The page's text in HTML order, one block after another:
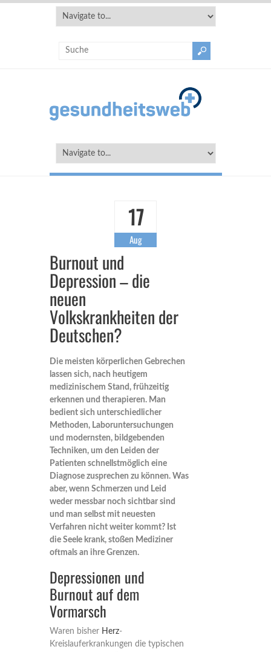
17
Aug
Burnout und
Depression – die
neuen
Volkskrankheiten der
Deutschen?
Die meisten körperlichen Gebrechen
lassen sich, nach heutigem
medizinischem Stand, frühzeitig
erkennen und therapieren. Man
bedient sich unterschiedlicher
Methoden, Laboruntersuchungen
und modernsten, bildgebenden
Techniken, um den Leiden der
Patienten schnellstmöglich eine
Diagnose zusprechen zu können. Was
aber, wenn Schmerzen und Leid
weder messbar noch sichtbar sind
und man selbst mit neuesten
Verfahren nicht weiter kommt? Ist
die Seele krank, stoßen Mediziner
oftmals an ihre Grenzen.
Depressionen und
Burnout auf dem
Vormarsch
Waren bisher Herz-
Kreislauferkrankungen die typischen